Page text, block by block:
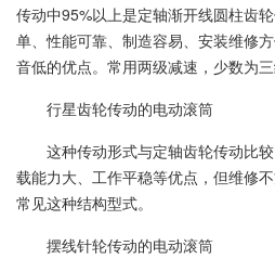
传动中95%以上是定轴渐开线圆柱齿
单、性能可靠、制造容易、安装维修
音低的优点。常用两级减速，少数为三
行星齿轮传动的电动滚筒
这种传动形式与定轴齿轮传动比
载能力大、工作平稳等优点，但维修
常见这种结构型式。
摆线针轮传动的电动滚筒